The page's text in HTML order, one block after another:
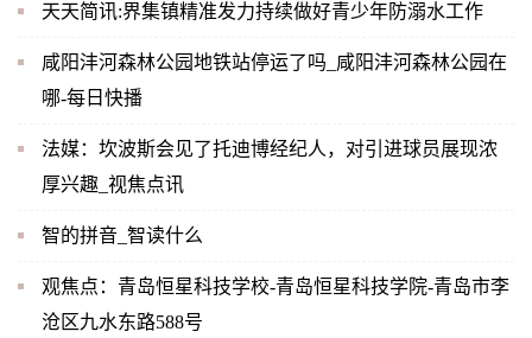
天天简讯:界集镇精准发力持续做好青少年防溺水工作
咸阳沣河森林公园地铁站停运了吗_咸阳沣河森林公园在
哪-每日快播
法媒：坎波斯会见了托迪博经纪人，对引进球员展现浓
厚兴趣_视焦点讯
智的拼音_智读什么
观焦点：青岛恒星科技学校-青岛恒星科技学院-青岛市李
沧区九水东路588号